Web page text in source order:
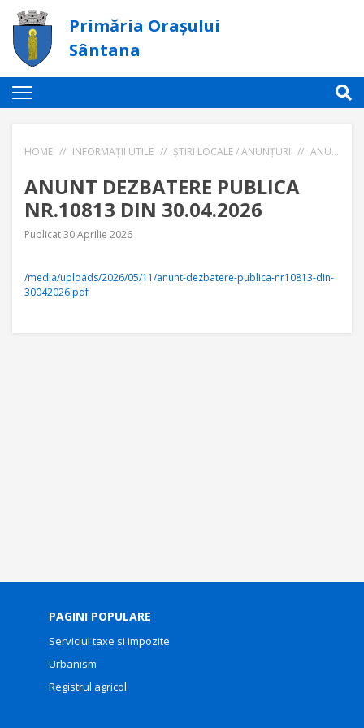
Primăria Orașului
Sântana
HOME // INFORMAȚII UTILE // ȘTIRI LOCALE / ANUNȚURI // ANUNT DEZBATERE PUBLICA NR.10813 DIN 30.04.2026
ANUNT DEZBATERE PUBLICA
NR.10813 DIN 30.04.2026
Publicat 30 Aprilie 2026
/media/uploads/2026/05/11/anunt-dezbatere-publica-nr10813-din-
30042026.pdf
PAGINI POPULARE
Serviciul taxe si impozite
Urbanism
Registrul agricol